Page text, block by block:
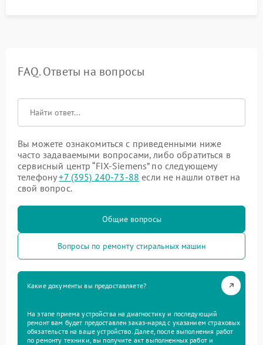
FAQ. Ответы на вопросы
Вы можете ознакомиться с приведенными ниже
часто задаваемыми вопросами, либо обратиться в
сервисный центр “FIX-Siemens” по следующему
телефону+7 (395) 240-73-88 если не нашли ответ на
свой вопрос.
Общие вопросы
Вопросы по ремонту стиральных машин
Какие документы вы предоставляете?
На этапе приема устройства на диагностику и последующий
ремонт вам будет предоставлен заказ-наряд с указанием страховых
обязательств на ваше устройство. Далее, после выполнения работ
по ремонту техники, вы получите акт выполненных работ и